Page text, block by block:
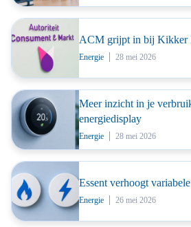
ACM grijpt in bij Kikker
Energie 28 mei 2026
Meer inzicht in je
energiedisplay
Energie 28 mei 2026
Essent verhoogt
Energie 26 mei 2026